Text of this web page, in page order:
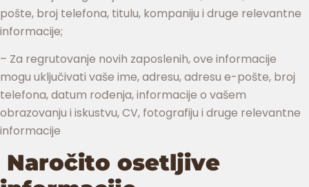
pošte, broj telefona, titulu, kompaniju i druge relevantne
informacije;
– Za regrutovanje novih zaposlenih, ove informacije
mogu uključivati vaše ime, adresu, adresu e-pošte, broj
telefona, datum rođenja, informacije o vašem
obrazovanju i iskustvu, CV, fotografiju i druge relevantne
informacije
Naročito osetljive